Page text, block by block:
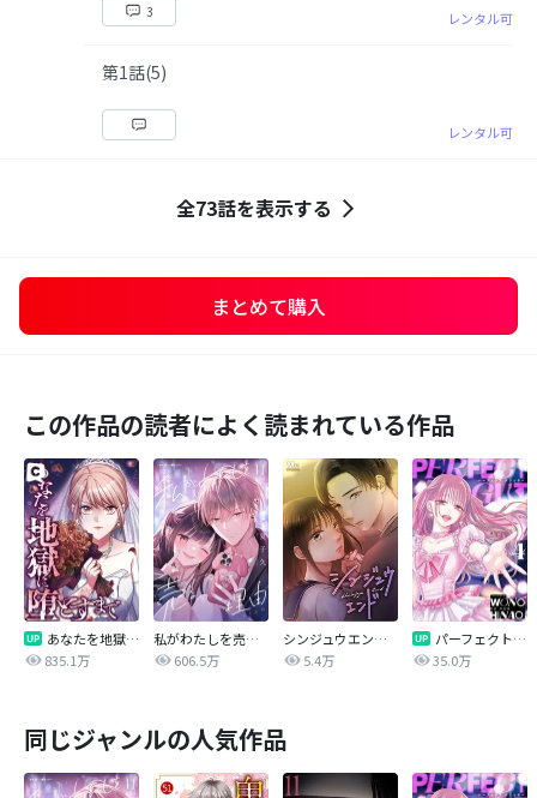
3 レンタル可
第1話(5)
レンタル可
全73話を表示する
まとめて購入
この作品の読者によく読まれている作品
あなたを地獄に堕とすまで
835.1万
私がわたしを売る理由
606.5万
シンジュウエンド【タテヨミ】
5.4万
パーフェクトグリッター
35.0万
同じジャンルの人気作品